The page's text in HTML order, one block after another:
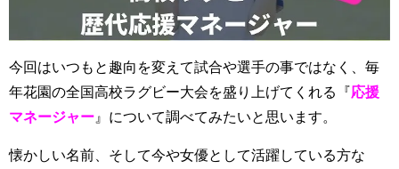
今回はいつもと趣向を変えて試合や選手の事ではなく、毎
年花園の全国高校ラグビー大会を盛り上げてくれる『応援
マネージャー 』について調べてみたいと思います。
懐かしい名前、そして今や女優として活躍している方な